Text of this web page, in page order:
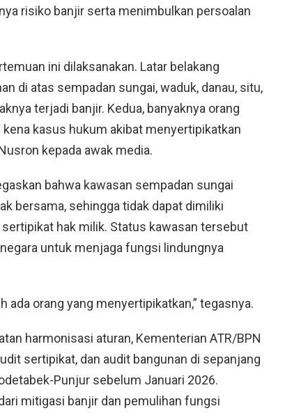
risiko banjir serta menimbulkan persoalan
ini dilaksanakan. Latar belakang
di atas sempadan sungai, waduk, danau, situ,
terjadi banjir. Kedua, banyaknya orang
kasus hukum akibat menyertipikatkan
kepada awak media.
bahwa kawasan sempadan sungai
bersama, sehingga tidak dapat dimiliki
hak milik. Status kawasan tersebut
untuk menjaga fungsi lindungnya
ada orang yang menyertipikatkan,” tegasnya.
harmonisasi aturan, Kementerian ATR/BPN
sertipikat, dan audit bangunan di sepanjang
Punjur sebelum Januari 2026.
mitigasi banjir dan pemulihan fungsi